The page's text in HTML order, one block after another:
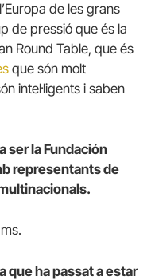
de les grans
de pressió que és la
Round Table, que és
que són molt
intel·ligents i saben
ser la Fundación
representants de
que ha passat a estar